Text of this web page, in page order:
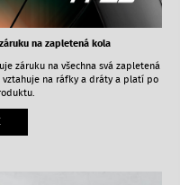
na zapletená kola
záruku na všechna svá zapletená
vztahuje na ráfky a dráty a platí po